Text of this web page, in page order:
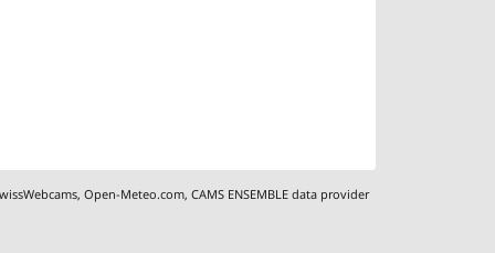
,Open-Meteo.com,CAMS ENSEMBLE data provider